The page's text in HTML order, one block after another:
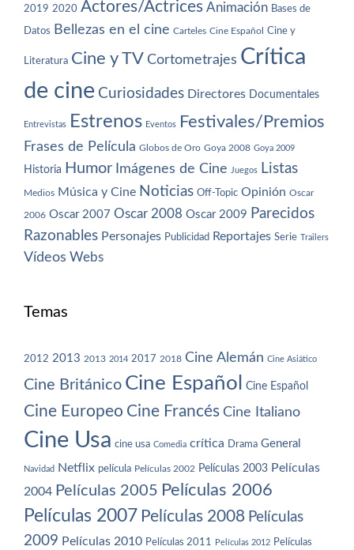
2019 2020 Actores/Actrices Animación Bases de
Datos Bellezas en el cine Carteles Cine Español Cine y
Literatura Cine y TV Cortometrajes Crítica
de cine Curiosidades Directores Documentales
Entrevistas Estrenos Eventos Festivales/Premios
Frases de Película Globos de Oro Goya 2008 Goya 2009
Historia Humor Imágenes de Cine Juegos Listas
Medios Música y Cine Noticias Off-Topic Opinión Oscar
2006 Oscar 2007 Oscar 2008 Oscar 2009 Parecidos
Razonables Personajes Publicidad Reportajes Serie Trailers
Vídeos Webs
Temas
2012 2013 2013 2014 2017 2018 Cine Alemán Cine Asiático
Cine Británico Cine Español Cine Español
Cine Europeo Cine Francés Cine Italiano
Cine Usa cine usa Comedia crítica Drama General
Navidad Netflix película Películas 2002 Películas 2003 Películas
2004 Películas 2005 Películas 2006
Películas 2007 Películas 2008 Películas
2009 Películas 2010 Películas 2011 Películas 2012 Películas